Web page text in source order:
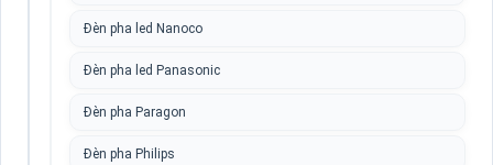
Đèn pha led Nanoco
Đèn pha led Panasonic
Đèn pha Paragon
Đèn pha Philips